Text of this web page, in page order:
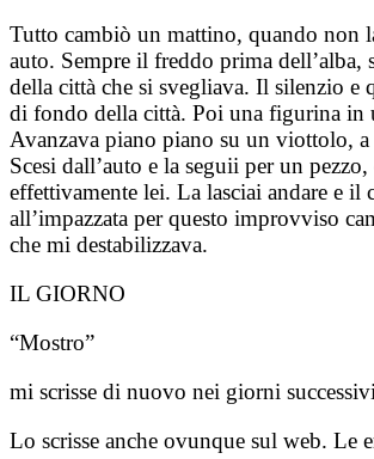
Tutto cambiò un mattino, quando non
auto. Sempre il freddo prima dell’alba,
della città che si svegliava. Il silenzio e
di fondo della città. Poi una figurina in
Avanzava piano piano su un viottolo, a
Scesi dall’auto e la seguii per un pezzo,
effettivamente lei. La lasciai andare e il
all’impazzata per questo improvviso
che mi destabilizzava.
IL GIORNO
“Mostro”
mi scrisse di nuovo nei giorni
Lo scrisse anche ovunque sul web. Le